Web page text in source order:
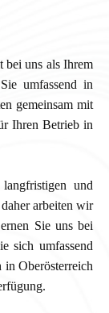
bei uns als Ihrem
umfassend in
gemeinsam mit
Ihren Betrieb in
und
arbeiten wir
Sie uns bei
sich umfassend
in Oberösterreich